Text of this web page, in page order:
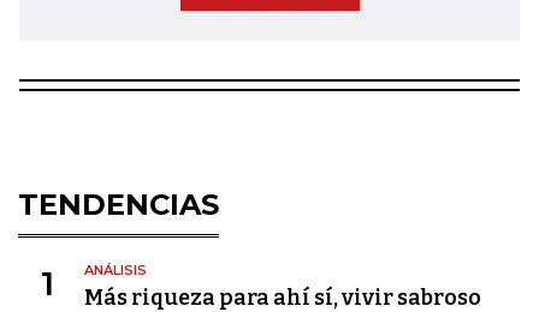
TENDENCIAS
1 ANÁLISIS
Más riqueza para ahí sí, vivir sabroso